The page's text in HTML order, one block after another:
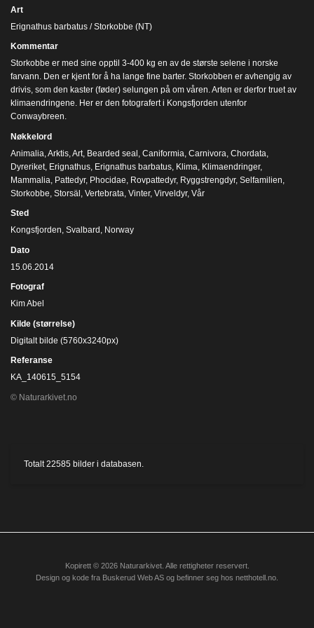
Art
Erignathus barbatus / Storkobbe (NT)
Kommentar
Storkobbe er med sine opptil 3-400 kg en av de største selene i norske
farvann. Den er kjent for å ha lange fine barter. Storkobben er avhengig av
drivis, som den kaster (føder) selungen på om våren. Arten er derfor truet av
klimaendringene. Her er den fotografert i Kongsfjorden utenfor
Conwaybreen.
Nøkkelord
Animalia Arktis Art Bearded seal Caniformia Carnivora Chordata
Dyreriket Erignathus Erignathus barbatus Klima Klimaendringer,
Mammalia Pattedyr, Phocidae Rovpattedyr, Ryggstrengdyr, Selfamilien
Storkobbe Storsäl Vertebrata Vinter, Virveldyr, Vår
Sted
Kongsfjorden, Svalbard, Norway
Dato
15.06.2014
Fotograf
Kim Abel
Kilde (størrelse)
Digitalt bilde (5760x3240px)
Referanse
KA_140615_5154
© Naturarkivet.no
Totalt 22585 bilder i databasen.
Kopirett © 2026 Naturarkivet. Alle rettigheter reservert.
Design og kode fra Buskerud Web AS og befinner seg hos netthotell.no